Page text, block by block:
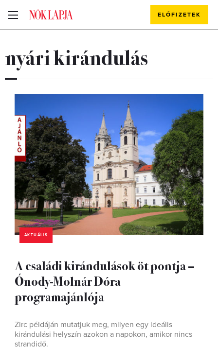
ELŐFIZETEK
nyári kirándulás
AKTUÁLIS
A családi kirándulások öt pontja –
Ónody-Molnár Dóra
programajánlója
Zirc példáján mutatjuk meg, milyen egy ideális
kirándulási helyszín azokon a napokon, amikor nincs
strandidő.